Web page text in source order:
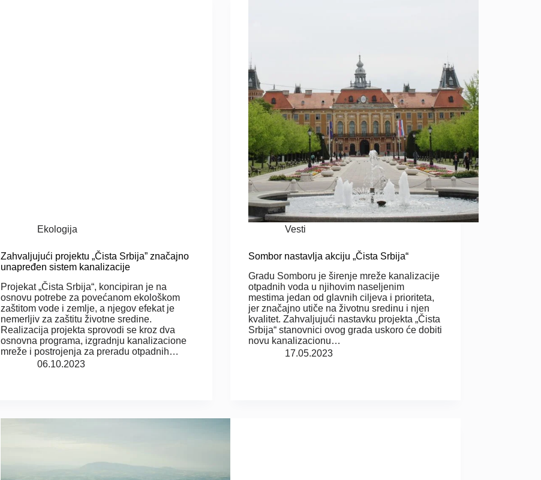
Ekologija
Zahvaljujući projektu „Čista Srbija” značajno
unapređen sistem kanalizacije
Projekat „Čista Srbija“, koncipiran je na
osnovu potrebe za povećanom ekološkom
zaštitom vode i zemlje, a njegov efekat je
nemerljiv za zaštitu životne sredine.
Realizacija projekta sprovodi se kroz dva
osnovna programa, izgradnju kanalizacione
mreže i postrojenja za preradu otpadnih…
06.10.2023
Vesti
Sombor nastavlja akciju „Čista Srbija“
Gradu Somboru je širenje mreže kanalizacije
otpadnih voda u njihovim naseljenim
mestima jedan od glavnih ciljeva i prioriteta,
jer značajno utiče na životnu sredinu i njen
kvalitet. Zahvaljujući nastavku projekta „Čista
Srbija“ stanovnici ovog grada uskoro će dobiti
novu kanalizacionu…
17.05.2023